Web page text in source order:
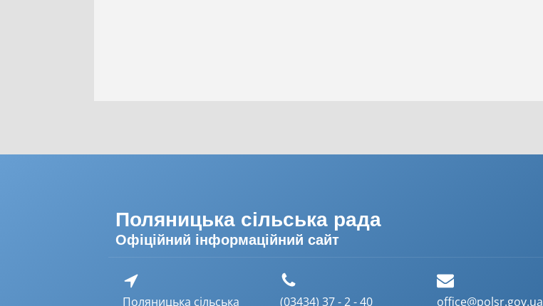
Поляницька сільська рада
Офіційний інформаційний сайт
Поляницька сільська (03434) 37 - 2 - 40 office@polsr.gov.ua